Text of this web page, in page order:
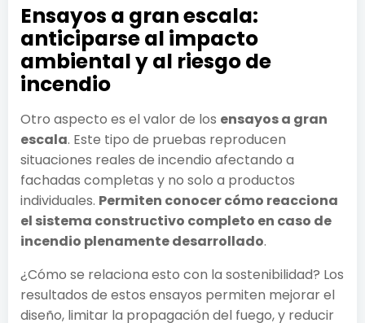
Ensayos a gran escala:
anticiparse al impacto
ambiental y al riesgo de
incendio
Otro aspecto es el valor de los ensayos a gran
escala. Este tipo de pruebas reproducen
situaciones reales de incendio afectando a
fachadas completas y no solo a productos
individuales. Permiten conocer cómo reacciona
el sistema constructivo completo en caso de
incendio plenamente desarrollado.
¿Cómo se relaciona esto con la sostenibilidad? Los
resultados de estos ensayos permiten mejorar el
diseño, limitar la propagación del fuego, y reducir